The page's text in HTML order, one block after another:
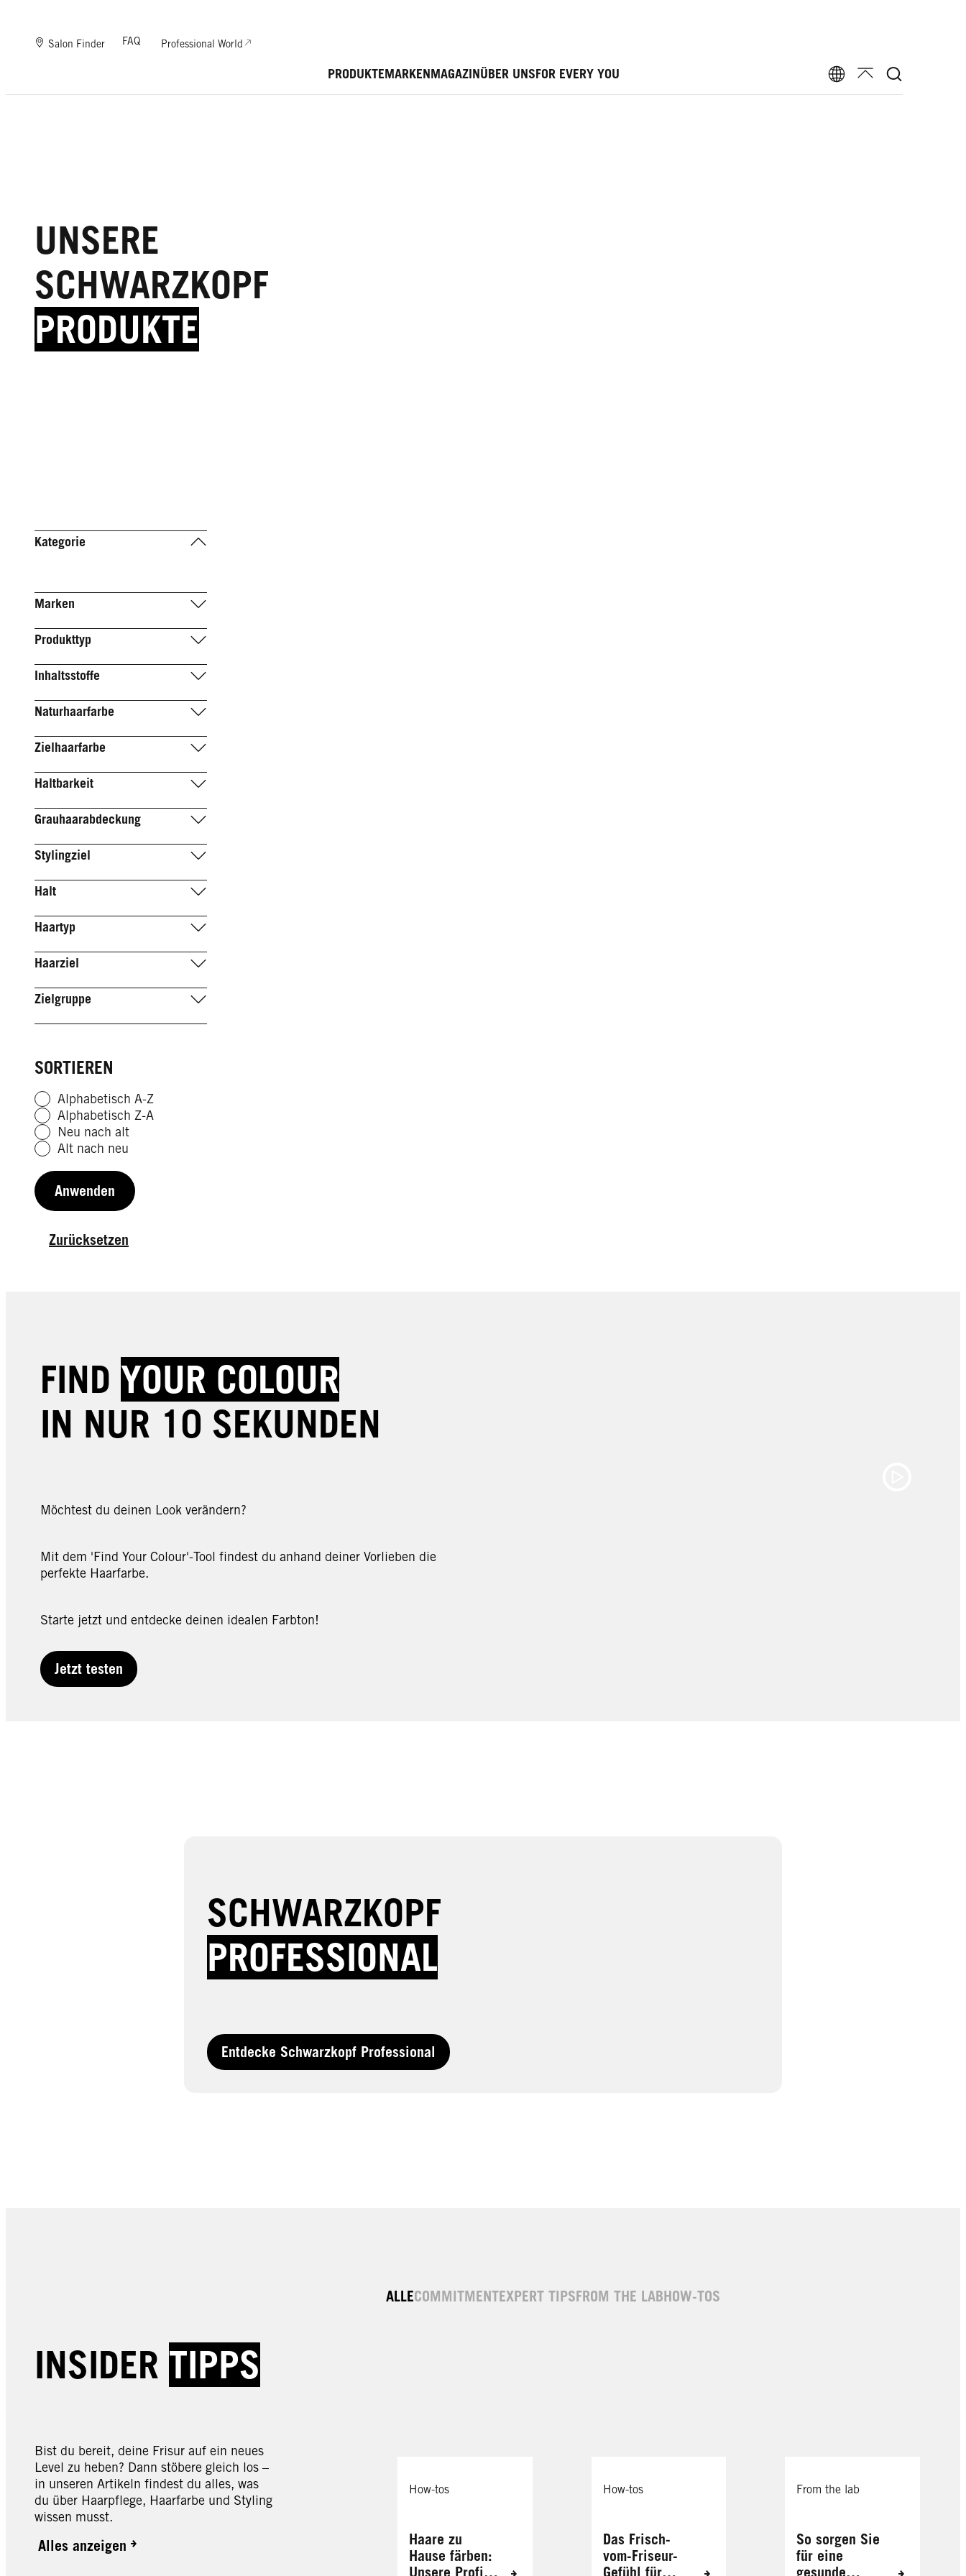
PRODUKTEMARKENMAGAZINÜBER UNSFOR EVERY YOU
Salon Finder FAQ Professional World
UNSERE
SCHWARZKOPF
PRODUKTE
Kategorie
Marken
Produkttyp
Inhaltsstoffe
Naturhaarfarbe
Zielhaarfarbe
Haltbarkeit
Grauhaarabdeckung
Stylingziel
Halt
Haartyp
Haarziel
Zielgruppe
SORTIEREN
Alphabetisch A-Z
Alphabetisch Z-A
Neu nach alt
Alt nach neu
Anwenden
Zurücksetzen
FIND YOUR COLOUR
IN NUR 10 SEKUNDEN
Möchtest du deinen Look verändern?
Mit dem 'Find Your Colour'-Tool findest du anhand deiner Vorlieben die
perfekte Haarfarbe.
Starte jetzt und entdecke deinen idealen Farbton!
Jetzt testen
SCHWARZKOPF
PROFESSIONAL
Entdecke Schwarzkopf Professional
INSIDER TIPPS
Bist du bereit, deine Frisur auf ein neues
Level zu heben? Dann stöbere gleich los –
in unseren Artikeln findest du alles, was
du über Haarpflege, Haarfarbe und Styling
wissen musst.
Alles anzeigen
ALLECOMMITMENTEXPERT TIPSFROM THE LABHOW-TOS
How-tos
Haare zu
Hause färben:
Unsere Profi-
How-tos
Das Frisch-
vom-Friseur-
Gefühl für
From the lab
So sorgen Sie
für eine
gesunde